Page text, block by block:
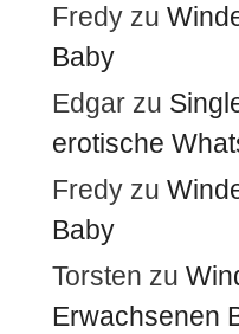
Fredy zu
Baby
Edgar zu
erotische
Fredy zu
Baby
Torsten zu
Erwachsenen